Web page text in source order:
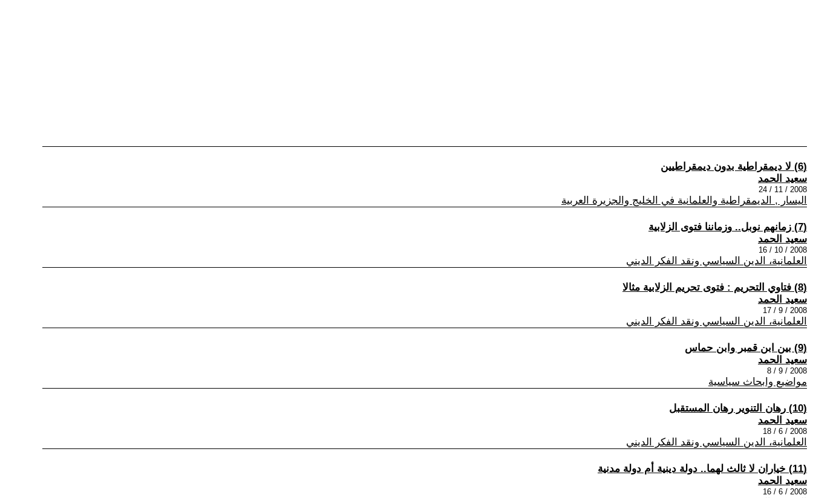
(6) لا ديمقراطية بدون ديمقراطيين
سعيد الحمد
2008 / 11 / 24
اليسار , الديمقراطية والعلمانية في الخليج والجزيرة العربية
(7) زمانهم نوبل‮.. ‬وزماننا فتوى الزلابية
سعيد الحمد
2008 / 10 / 16
العلمانية، الدين السياسي ونقد الفكر الديني
(8) فتاوي التحريم : فتوى تحريم الزلابية مثالا
سعيد الحمد
2008 / 9 / 17
العلمانية، الدين السياسي ونقد الفكر الديني
(9) بين ابن قمبر وابن حماس
سعيد الحمد
2008 / 9 / 8
مواضيع وابحاث سياسية
(10) رهان التنوير رهان المستقبل
سعيد الحمد
2008 / 6 / 18
العلمانية، الدين السياسي ونقد الفكر الديني
(11) خياران لا ثالث لهما‮.. ‬دولة دينية أم دولة مدنية
سعيد الحمد
2008 / 6 / 16